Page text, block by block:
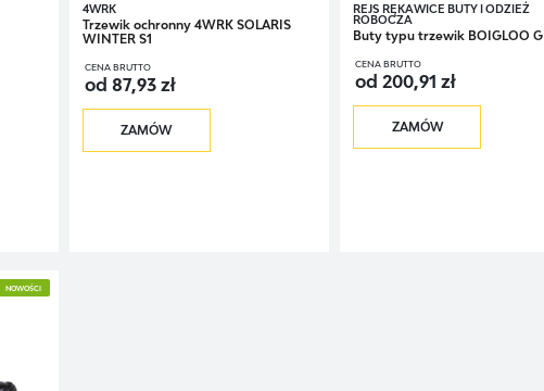
4WRK
Trzewik ochronny 4WRK SOLARIS
WINTER S1
CENA BRUTTO
od 87,93 zł
ZAMÓW
REJS RĘKAWICE BUTY I ODZIEŻ
ROBOCZA
Buty typu trzewik BOIGLOO G
CENA BRUTTO
od 200,91 zł
ZAMÓW
NOWOŚCI